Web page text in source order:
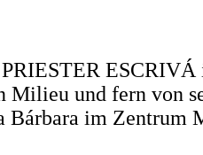
Milieu und fern von
Bárbara im Zentrum